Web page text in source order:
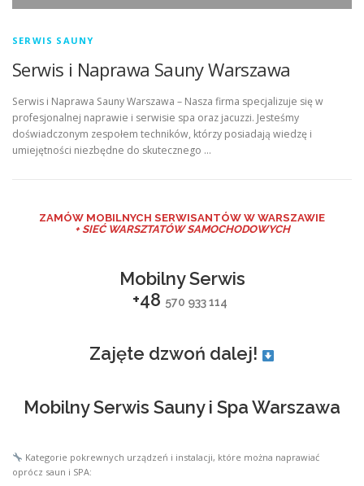
SERWIS SAUNY
Serwis i Naprawa Sauny Warszawa
Serwis i Naprawa Sauny Warszawa – Nasza firma specjalizuje się w
profesjonalnej naprawie i serwisie spa oraz jacuzzi. Jesteśmy
doświadczonym zespołem techników, którzy posiadają wiedzę i
umiejętności niezbędne do skutecznego …
ZAMÓW MOBILNYCH SERWISANTÓW W WARSZAWIE
+ SIEĆ WARSZTATÓW SAMOCHODOWYCH
Mobilny Serwis
+48 570 933 114
Zajęte dzwoń dalej!
Mobilny Serwis Sauny i Spa Warszawa
Kategorie pokrewnych urządzeń i instalacji, które można naprawiać
oprócz saun i SPA: